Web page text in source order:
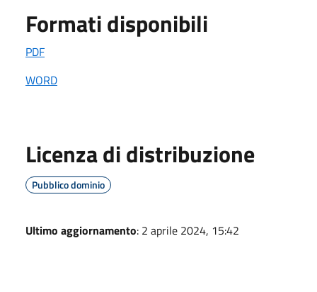
Formati disponibili
PDF
WORD
Licenza di distribuzione
Pubblico dominio
Ultimo aggiornamento: 2 aprile 2024, 15:42